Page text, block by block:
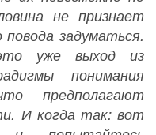
не признает
задуматься.
уже выход из
понимания
предполагают
И когда так: вот